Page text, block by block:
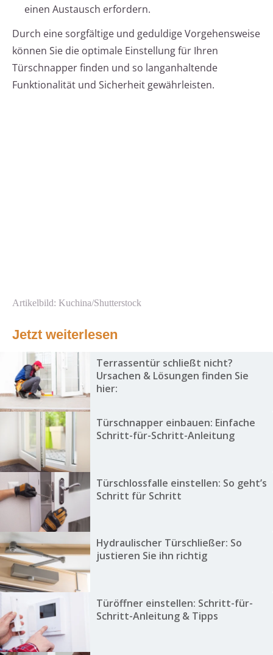
einen Austausch erfordern.
Durch eine sorgfältige und geduldige Vorgehensweise
können Sie die optimale Einstellung für Ihren
Türschnapper finden und so langanhaltende
Funktionalität und Sicherheit gewährleisten.
Artikelbild: Kuchina/Shutterstock
Jetzt weiterlesen
Terrassentür schließt nicht?
Ursachen & Lösungen finden Sie
hier:
Türschnapper einbauen: Einfache
Schritt-für-Schritt-Anleitung
Türschlossfalle einstellen: So geht’s
Schritt für Schritt
Hydraulischer Türschließer: So
justieren Sie ihn richtig
Türöffner einstellen: Schritt-für-
Schritt-Anleitung & Tipps